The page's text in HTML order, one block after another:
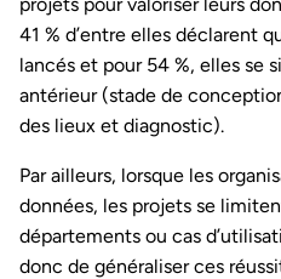
41 % d’entre elles déclarent
lancés et pour 54 %, elles se
antérieur (stade de
des lieux et diagnostic).
Par ailleurs, lorsque les
données, les projets se
départements ou cas
donc de généraliser ces